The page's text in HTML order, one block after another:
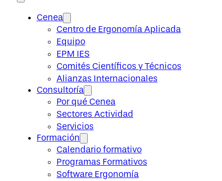
Cenea
Centro de Ergonomía Aplicada
Equipo
EPM IES
Comités Científicos y Técnicos
Alianzas Internacionales
Consultoría
Por qué Cenea
Sectores Actividad
Servicios
Formación
Calendario formativo
Programas Formativos
Software Ergonomía